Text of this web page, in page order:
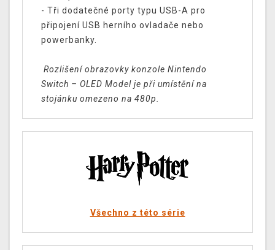
- Tři dodatečné porty typu USB-A pro
připojení USB herního ovladače nebo
powerbanky.
Rozlišení obrazovky konzole Nintendo
Switch – OLED Model je při umístění na
stojánku omezeno na 480p.
Všechno z této série